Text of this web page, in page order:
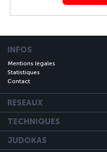
INFOS
Mentions légales
Statistiques
Contact
RESEAUX
TECHNIQUES
JUDOKAS